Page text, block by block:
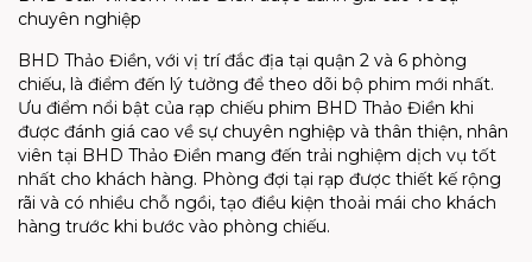
chuyên nghiệp
BHD Thảo Điền, với vị trí đắc địa tại quận 2 và 6 phòng
chiếu, là điểm đến lý tưởng để theo dõi bộ phim mới nhất.
Ưu điểm nổi bật của rạp chiếu phim BHD Thảo Điền khi
được đánh giá cao về sự chuyên nghiệp và thân thiện, nhân
viên tại BHD Thảo Điền mang đến trải nghiệm dịch vụ tốt
nhất cho khách hàng. Phòng đợi tại rạp được thiết kế rộng
rãi và có nhiều chỗ ngồi, tạo điều kiện thoải mái cho khách
hàng trước khi bước vào phòng chiếu.